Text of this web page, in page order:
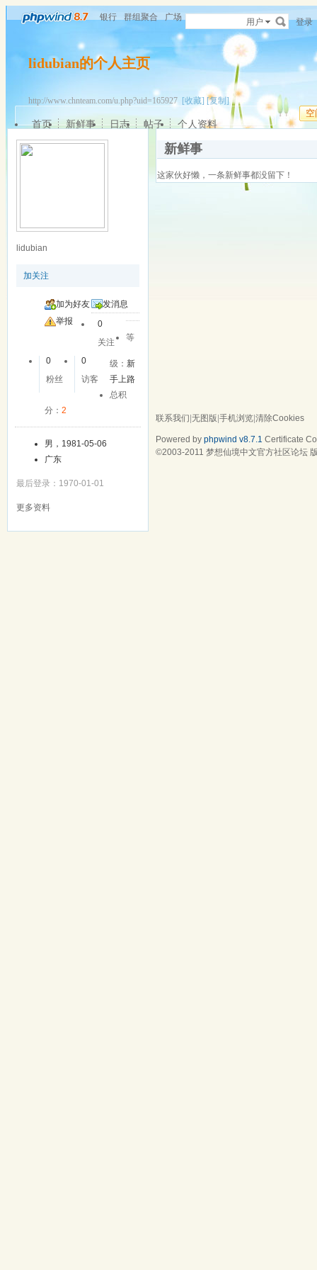
银行 群组聚合 广场 用户 登录
lidubian的个人主页
http://www.chnteam.com/u.php?uid=165927 [收藏] [复制]
空
首页 新鲜事 日志 帖子 个人资料
lidubian
加关注
加为好友
发消息
举报
0
关注
0
粉丝
0
访客
等
级：新
手上路
总积
分： 2
男，1981-05-06
广东
最后登录：1970-01-01
更多资料
新鲜事
这家伙好懒，一条新鲜事都没留下！
联系我们 无图版 手机浏览 清除Cookies
Powered by phpwind v8.7.1 Certificate
©2003-2011 梦想仙境中文官方社区论坛